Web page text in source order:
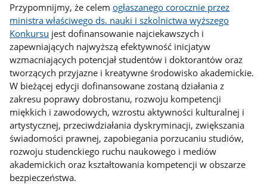
Przypomnijmy, że celemogłaszanego corocznie przez
ministra właściwego ds. nauki i szkolnictwa wyższego
Konkursu jest dofinansowanie najciekawszych i
zapewniających najwyższą efektywność inicjatyw
wzmacniających potencjał studentów i doktorantów oraz
tworzących przyjazne i kreatywne środowisko akademickie.
W bieżącej edycji dofinansowane zostaną działania z
zakresu poprawy dobrostanu, rozwoju kompetencji
miękkich i zawodowych, wzrostu aktywności kulturalnej i
artystycznej, przeciwdziałania dyskryminacji, zwiększania
świadomości prawnej, zapobiegania porzucaniu studiów,
rozwoju studenckiego ruchu naukowego i mediów
akademickich oraz kształtowania kompetencji w obszarze
bezpieczeństwa.